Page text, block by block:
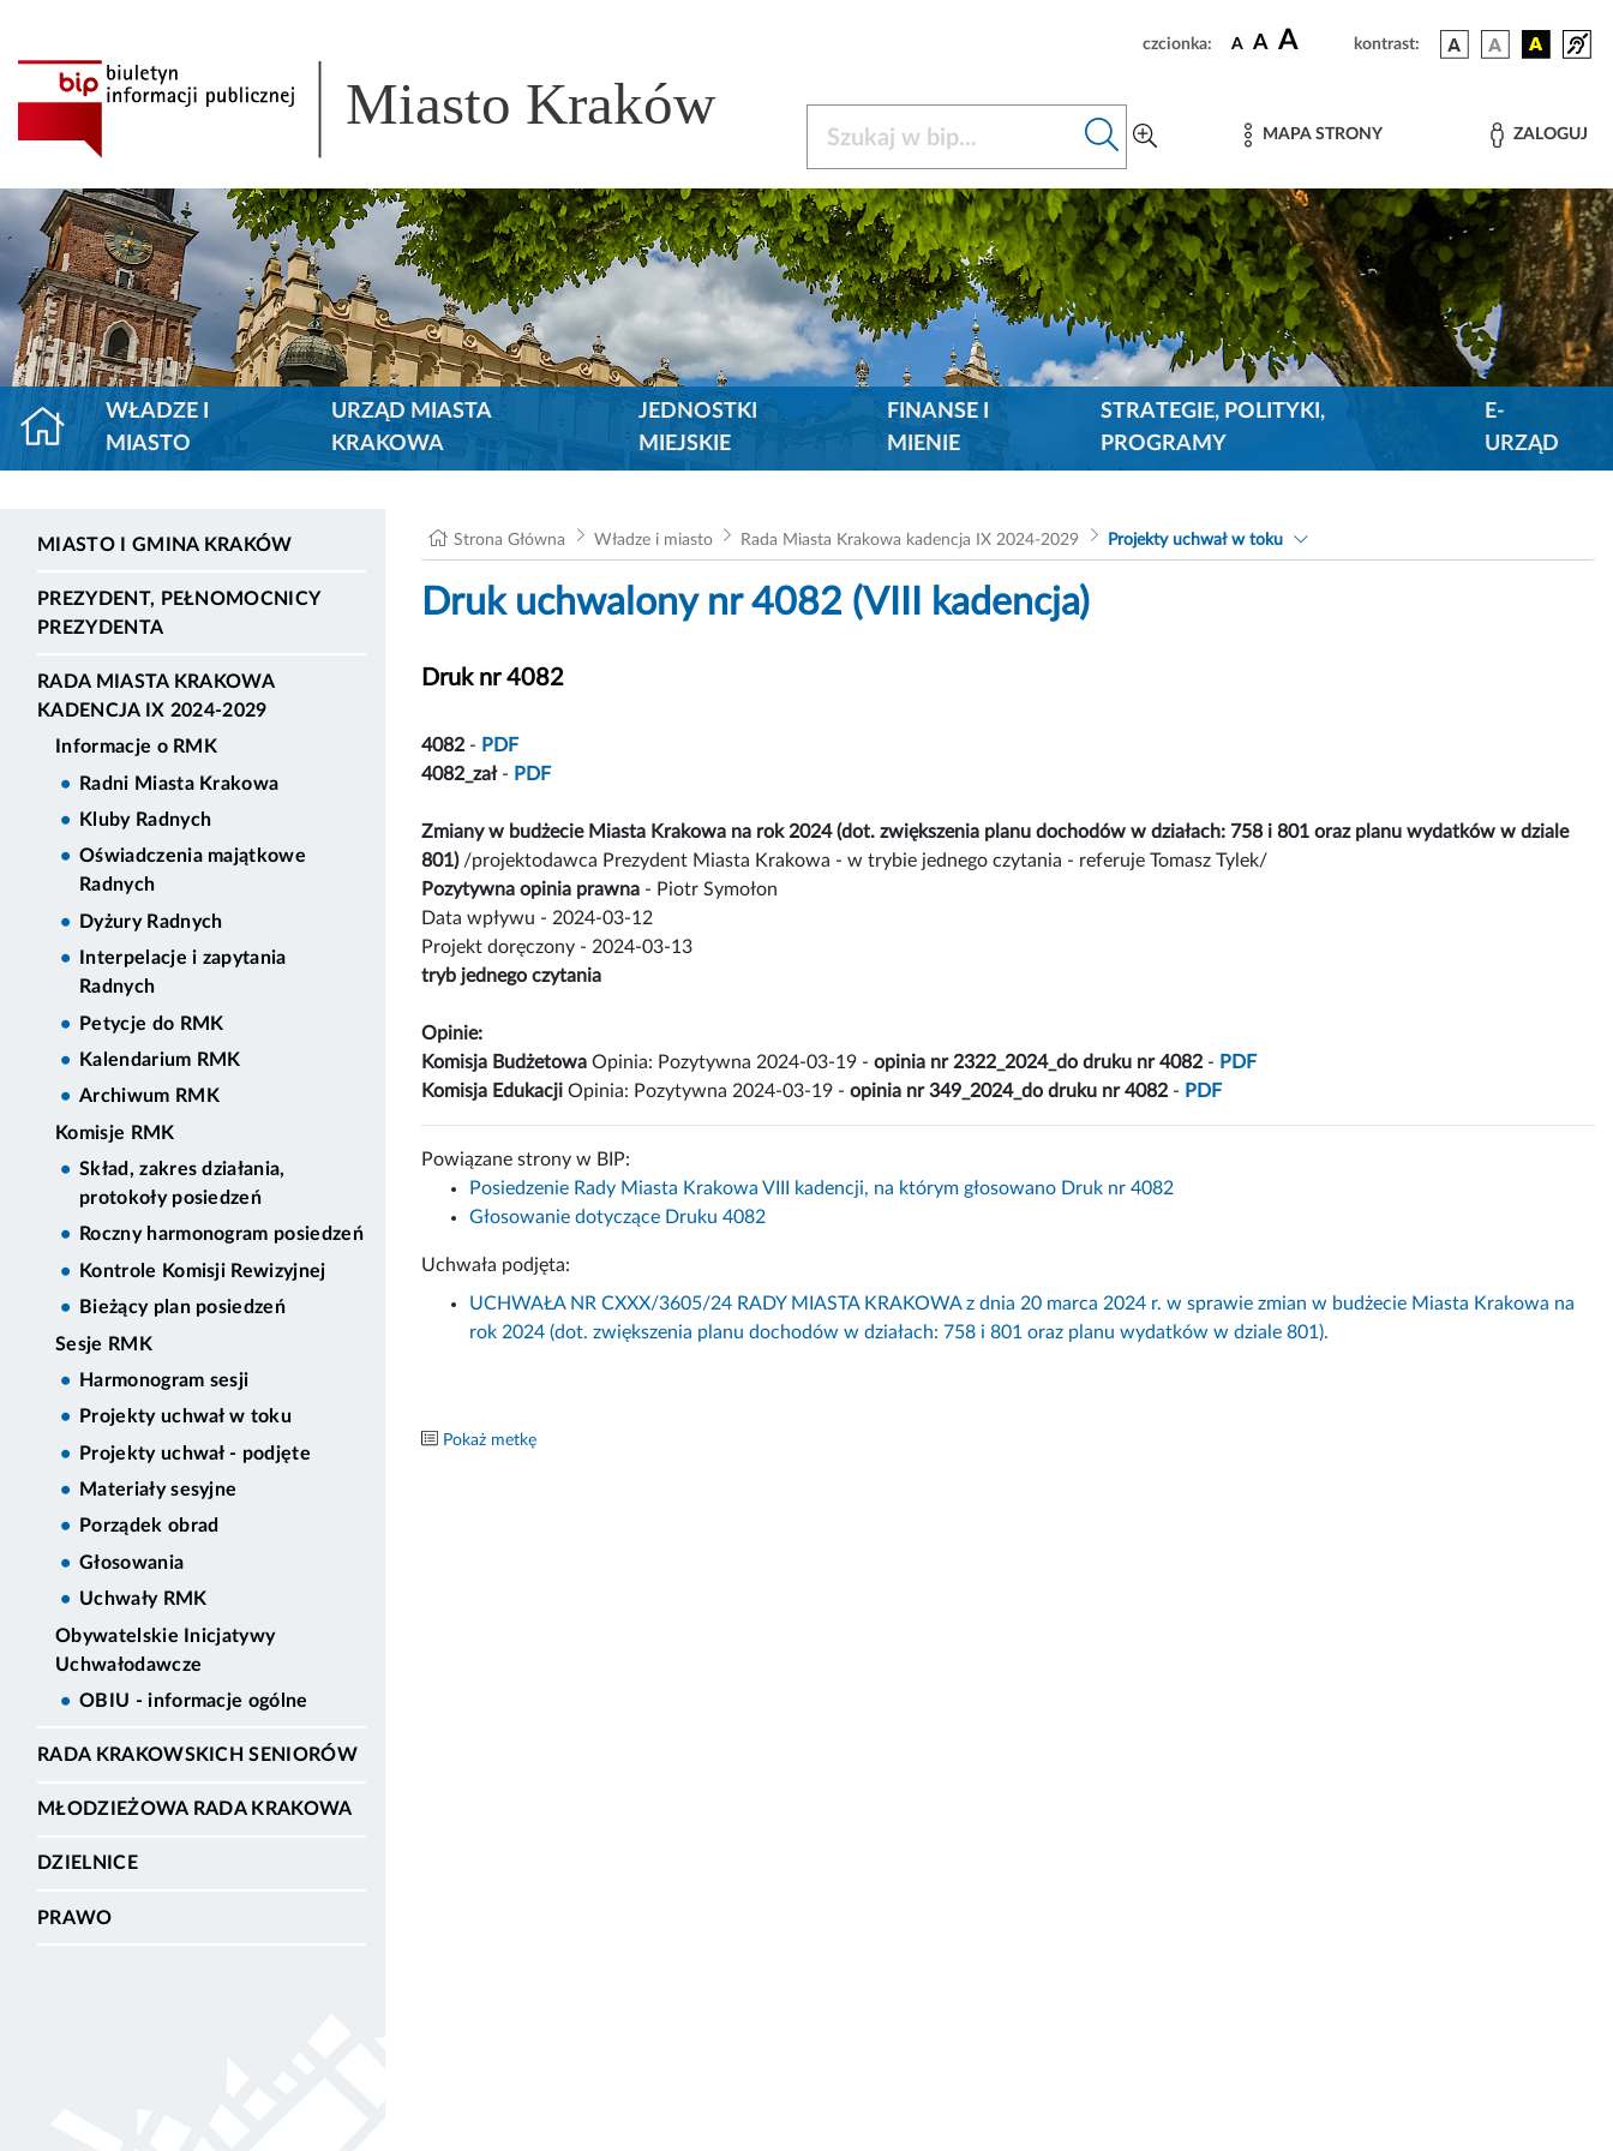
czcionka: A A A kontrast:
Miasto Kraków MAPA STRONY ZALOGUJ
WŁADZE I
MIASTO
URZĄD MIASTA
KRAKOWA
JEDNOSTKI
MIEJSKIE
FINANSE I
MIENIE
STRATEGIE, POLITYKI,
PROGRAMY
E-
URZĄD
MIASTO I GMINA KRAKÓW
PREZYDENT, PEŁNOMOCNICY
PREZYDENTA
RADA MIASTA KRAKOWA
KADENCJA IX 2024-2029
Informacje o RMK
Radni Miasta Krakowa
Kluby Radnych
Oświadczenia majątkowe
Radnych
Dyżury Radnych
Interpelacje i zapytania
Radnych
Petycje do RMK
Kalendarium RMK
Archiwum RMK
Komisje RMK
Skład, zakres działania,
protokoły posiedzeń
Roczny harmonogram posiedzeń
Kontrole Komisji Rewizyjnej
Bieżący plan posiedzeń
Sesje RMK
Harmonogram sesji
Projekty uchwał w toku
Projekty uchwał - podjęte
Materiały sesyjne
Porządek obrad
Głosowania
Uchwały RMK
Obywatelskie Inicjatywy
Uchwałodawcze
OBIU - informacje ogólne
RADA KRAKOWSKICH SENIORÓW
MŁODZIEŻOWA RADA KRAKOWA
DZIELNICE
PRAWO
Strona Główna Władze i miasto Rada Miasta Krakowa kadencja IX 2024-2029 Projekty uchwał w toku
Druk uchwalony nr 4082 (VIII kadencja)
Druk nr 4082
4082 - PDF
4082_zał- PDF
Zmiany w budżecie Miasta Krakowa na rok 2024 (dot. zwiększenia planu dochodów w działach: 758 i 801 oraz planu wydatków w dziale
801) /projektodawca Prezydent Miasta Krakowa - w trybie jednego czytania - referuje Tomasz Tylek/
Pozytywna opinia prawna - Piotr Symołon
Data wpływu - 2024-03-12
Projekt doręczony - 2024-03-13
tryb jednego czytania
Opinie:
Komisja Budżetowa Opinia: Pozytywna 2024-03-19 - opinia nr 2322_2024_do druku nr 4082 - PDF
Komisja Edukacji Opinia: Pozytywna 2024-03-19 - opinia nr 349_2024_do druku nr 4082 - PDF
Powiązane strony w BIP:
Posiedzenie Rady Miasta Krakowa VIII kadencji, na którym głosowano Druk nr 4082
Głosowanie dotyczące Druku 4082
Uchwała podjęta:
UCHWAŁA NR CXXX/3605/24 RADY MIASTA KRAKOWA z dnia 20 marca 2024 r. w sprawie zmian w budżecie Miasta Krakowa na
rok 2024 (dot. zwiększenia planu dochodów w działach: 758 i 801 oraz planu wydatków w dziale 801).
Pokaż metkę